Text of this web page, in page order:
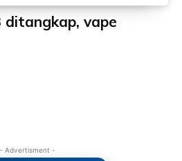
ditangkap, vape
- Advertisment -